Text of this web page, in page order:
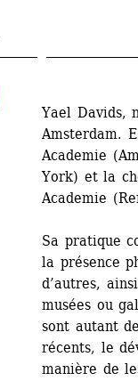
Yael Davids,
Amsterdam.
Academie
York) et la
Academie
Sa pratique
la présence
d’autres,
musées ou
sont autant
récents, le
manière de